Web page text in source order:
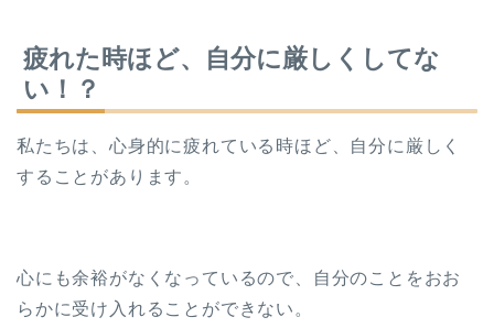
疲れた時ほど、自分に厳しくしてな
い！？
私たちは、心身的に疲れている時ほど、自分に厳しく
することがあります。
心にも余裕がなくなっているので、自分のことをおお
らかに受け入れることができない。